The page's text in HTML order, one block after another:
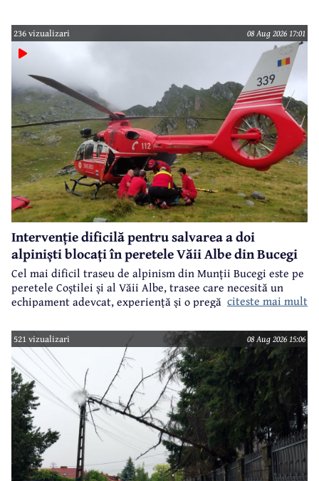
236 vizualizari 08 Aug 2026 17:01
Intervenție dificilă pentru salvarea a doi
alpiniști blocați în peretele Văii Albe din Bucegi
Cel mai dificil traseu de alpinism din Munții Bucegi este pe
peretele Coștilei și al Văii Albe, trasee care necesită un
echipament adevcat, experiență și o pregătire specifică.
citeste mai mult
521 vizualizari 08 Aug 2026 15:06